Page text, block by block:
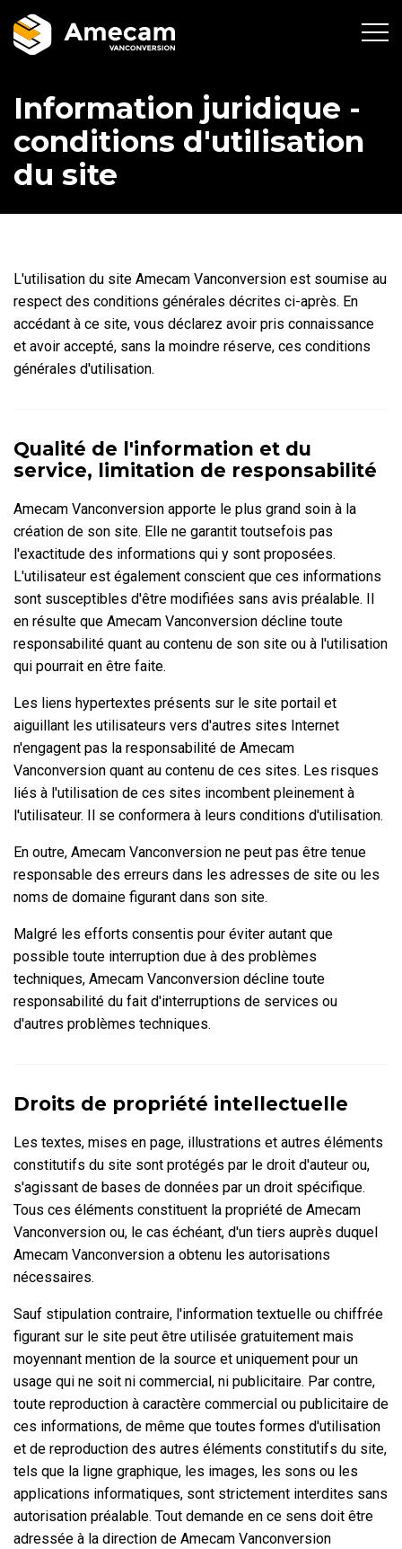
Information juridique -
conditions d'utilisation
du site
L'utilisation du site Amecam Vanconversion est soumise au
respect des conditions générales décrites ci-après. En
accédant à ce site, vous déclarez avoir pris connaissance
et avoir accepté, sans la moindre réserve, ces conditions
générales d'utilisation.
Qualité de l'information et du
service, limitation de responsabilité
Amecam Vanconversion apporte le plus grand soin à la
création de son site. Elle ne garantit toutsefois pas
l'exactitude des informations qui y sont proposées.
L'utilisateur est également conscient que ces informations
sont susceptibles d'être modifiées sans avis préalable. Il
en résulte que Amecam Vanconversion décline toute
responsabilité quant au contenu de son site ou à l'utilisation
qui pourrait en être faite.
Les liens hypertextes présents sur le site portail et
aiguillant les utilisateurs vers d'autres sites Internet
n'engagent pas la responsabilité de Amecam
Vanconversion quant au contenu de ces sites. Les risques
liés à l'utilisation de ces sites incombent pleinement à
l'utilisateur. Il se conformera à leurs conditions d'utilisation.
En outre, Amecam Vanconversion ne peut pas être tenue
responsable des erreurs dans les adresses de site ou les
noms de domaine figurant dans son site.
Malgré les efforts consentis pour éviter autant que
possible toute interruption due à des problèmes
techniques, Amecam Vanconversion décline toute
responsabilité du fait d'interruptions de services ou
d'autres problèmes techniques.
Droits de propriété intellectuelle
Les textes, mises en page, illustrations et autres éléments
constitutifs du site sont protégés par le droit d'auteur ou,
s'agissant de bases de données par un droit spécifique.
Tous ces éléments constituent la propriété de Amecam
Vanconversion ou, le cas échéant, d'un tiers auprès duquel
Amecam Vanconversion a obtenu les autorisations
nécessaires.
Sauf stipulation contraire, l'information textuelle ou chiffrée
figurant sur le site peut être utilisée gratuitement mais
moyennant mention de la source et uniquement pour un
usage qui ne soit ni commercial, ni publicitaire. Par contre,
toute reproduction à caractère commercial ou publicitaire de
ces informations, de même que toutes formes d'utilisation
et de reproduction des autres éléments constitutifs du site,
tels que la ligne graphique, les images, les sons ou les
applications informatiques, sont strictement interdites sans
autorisation préalable. Tout demande en ce sens doit être
adressée à la direction de Amecam Vanconversion